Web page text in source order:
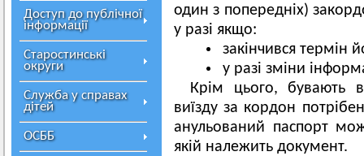
Доступ до публічної
інформації
Старостинські
округи
Служба у справах
дітей
ОСББ
один з попередніх)
у разі якщо:
закінчився термін
у разі зміни
Крім цього, бувають
виїзду за кордон
анульований паспорт
якій належить документ.